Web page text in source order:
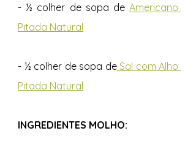
- ½ colher de sopa de Americano
Pitada Natural
- ½ colher de sopa de Sal com Alho
Pitada Natural
INGREDIENTES MOLHO: